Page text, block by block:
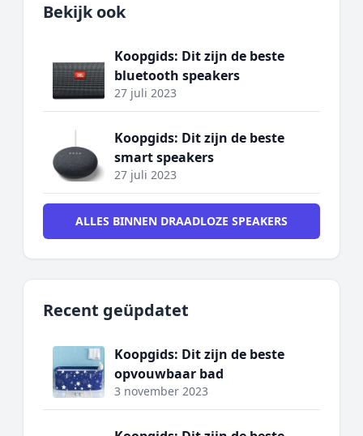
Bekijk ook
Koopgids: Dit zijn de beste
bluetooth speakers
27 juli 2023
Koopgids: Dit zijn de beste
smart speakers
27 juli 2023
ALLES BINNEN DRAADLOZE SPEAKERS
Recent geüpdatet
Koopgids: Dit zijn de beste
opvouwbaar bad
3 november 2023